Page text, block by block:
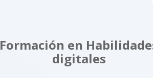
Formación en
digitales